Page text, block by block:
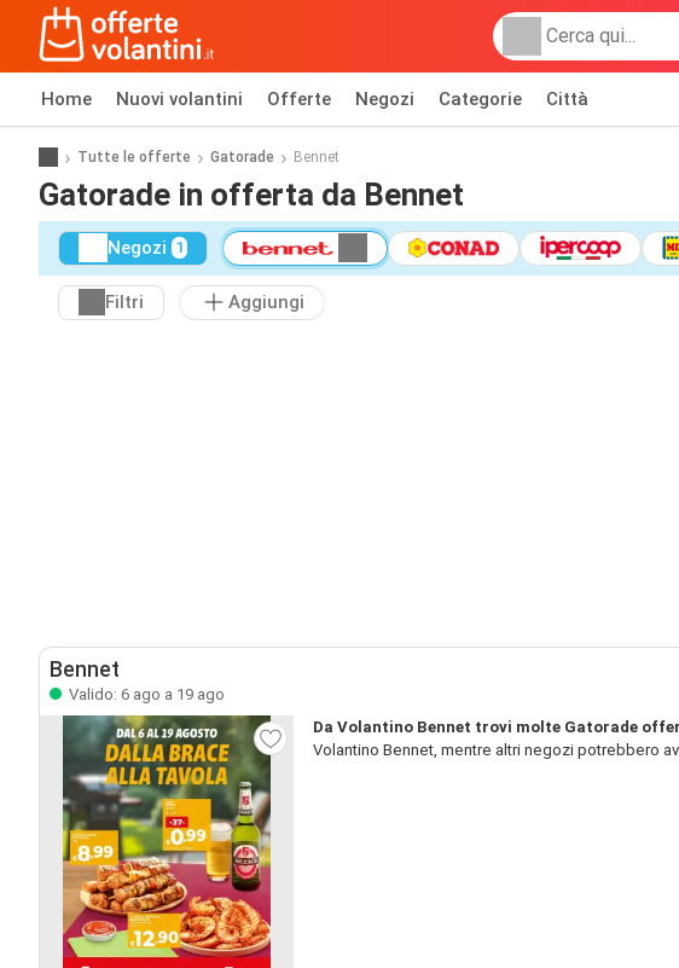
Home Nuovi volantini Offerte Negozi Categorie Città
Tutte le offerte Gatorade Bennet
Gatorade in offerta da Bennet
Negozi 1
Filtri Aggiungi
Bennet
Valido: 6 ago a 19 ago
Da Volantino Bennet trovi molte Gatorade
Volantino Bennet, mentre altri negozi potrebbero